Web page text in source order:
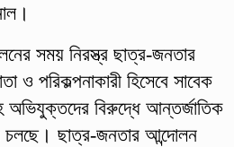
সময় নিরস্ত্র ছাত্র-জনতার
ও পরিকল্পনাকারী হিসেবে সাবেক
অভিযুক্তদের বিরুদ্ধে আন্তর্জাতিক
চলছে। ছাত্র-জনতার আন্দোলন